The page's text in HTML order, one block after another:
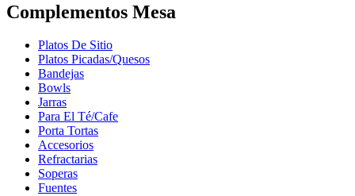
Complementos Mesa
Platos De Sitio
Platos Picadas/Quesos
Bandejas
Bowls
Jarras
Para El Té/Cafe
Porta Tortas
Accesorios
Refractarias
Soperas
Fuentes